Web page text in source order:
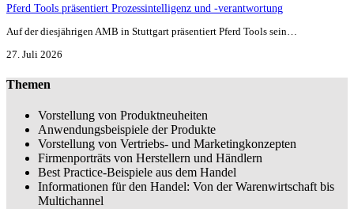
Pferd Tools präsentiert Prozessintelligenz und -verantwortung
Auf der diesjährigen AMB in Stuttgart präsentiert Pferd Tools sein…
27. Juli 2026
Themen
Vorstellung von Produktneuheiten
Anwendungsbeispiele der Produkte
Vorstellung von Vertriebs- und Marketingkonzepten
Firmenporträts von Herstellern und Händlern
Best Practice-Beispiele aus dem Handel
Informationen für den Handel: Von der Warenwirtschaft bis
Multichannel